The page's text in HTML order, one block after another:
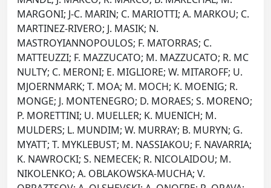
MARGONI; J-C. MARIN; C. MARIOTTI; A. MARKOU; C.
MARTINEZ-RIVERO; J. MASIK; N.
MASTROYIANNOPOULOS; F. MATORRAS; C.
MATTEUZZI; F. MAZZUCATO; M. MAZZUCATO; R. MC
NULTY; C. MERONI; E. MIGLIORE; W. MITAROFF; U.
MJOERNMARK; T. MOA; M. MOCH; K. MOENIG; R.
MONGE; J. MONTENEGRO; D. MORAES; S. MORENO;
P. MORETTINI; U. MUELLER; K. MUENICH; M.
MULDERS; L. MUNDIM; W. MURRAY; B. MURYN; G.
MYATT; T. MYKLEBUST; M. NASSIAKOU; F. NAVARRIA;
K. NAWROCKI; S. NEMECEK; R. NICOLAIDOU; M.
NIKOLENKO; A. OBLAKOWSKA-MUCHA; V.